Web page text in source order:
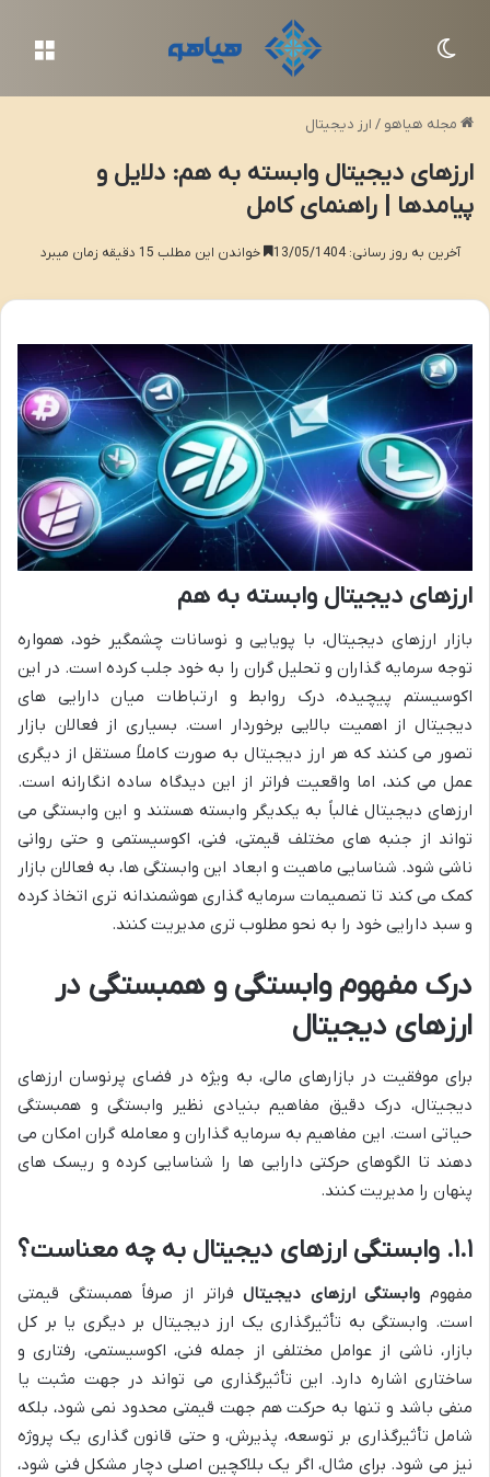
مجله هیاهو / ارز دیجیتال
ارزهای دیجیتال وابسته به هم: دلایل و
پیامدها | راهنمای کامل
آخرین به روز رسانی: 13/05/1404 خواندن این مطلب 15 دقیقه زمان میبرد
ارزهای دیجیتال وابسته به هم
بازار ارزهای دیجیتال، با پویایی و نوسانات چشمگیر خود، همواره
توجه سرمایه گذاران و تحلیل گران را به خود جلب کرده است. در این
اکوسیستم پیچیده، درک روابط و ارتباطات میان دارایی های
دیجیتال از اهمیت بالایی برخوردار است. بسیاری از فعالان بازار
تصور می کنند که هر ارز دیجیتال به صورت کاملاً مستقل از دیگری
عمل می کند، اما واقعیت فراتر از این دیدگاه ساده انگارانه است.
ارزهای دیجیتال غالباً به یکدیگر وابسته هستند و این وابستگی می
تواند از جنبه های مختلف قیمتی، فنی، اکوسیستمی و حتی روانی
ناشی شود. شناسایی ماهیت و ابعاد این وابستگی ها، به فعالان بازار
کمک می کند تا تصمیمات سرمایه گذاری هوشمندانه تری اتخاذ کرده
و سبد دارایی خود را به نحو مطلوب تری مدیریت کنند.
درک مفهوم وابستگی و همبستگی در
ارزهای دیجیتال
برای موفقیت در بازارهای مالی، به ویژه در فضای پرنوسان ارزهای
دیجیتال، درک دقیق مفاهیم بنیادی نظیر وابستگی و همبستگی
حیاتی است. این مفاهیم به سرمایه گذاران و معامله گران امکان می
دهند تا الگوهای حرکتی دارایی ها را شناسایی کرده و ریسک های
پنهان را مدیریت کنند.
۱.۱. وابستگی ارزهای دیجیتال به چه معناست؟
مفهوم وابستگی ارزهای دیجیتالفراتر از صرفاً همبستگی قیمتی
است. وابستگی به تأثیرگذاری یک ارز دیجیتال بر دیگری یا بر کل
بازار، ناشی از عوامل مختلفی از جمله فنی، اکوسیستمی، رفتاری و
ساختاری اشاره دارد. این تأثیرگذاری می تواند در جهت مثبت یا
منفی باشد و تنها به حرکت هم جهت قیمتی محدود نمی شود، بلکه
شامل تأثیرگذاری بر توسعه، پذیرش، و حتی قانون گذاری یک پروژه
نیز می شود. برای مثال، اگر یک بلاکچین اصلی دچار مشکل فنی شود،